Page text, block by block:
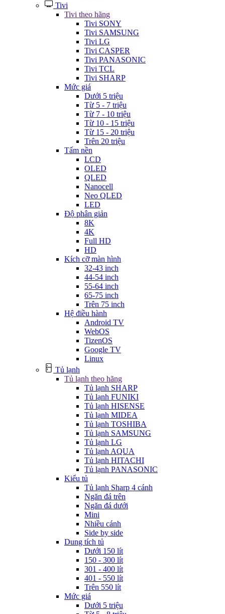
Tivi
Tivi theo hãng
Tivi SONY
Tivi SAMSUNG
Tivi LG
Tivi CASPER
Tivi PANASONIC
Tivi TCL
Tivi SHARP
Mức giá
Dưới 5 triệu
Từ 5 - 7 triệu
Từ 7 - 10 triệu
Từ 10 - 15 triệu
Từ 15 - 20 triệu
Trên 20 triệu
Tấm nền
LCD
OLED
QLED
Nanocell
Neo QLED
LED
Độ phân giản
8K
4K
Full HD
HD
Kích cỡ màn hình
32-43 inch
44-54 inch
55-64 inch
65-75 inch
Trên 75 inch
Hệ điều hành
Android TV
WebOS
TizenOS
Google TV
Linux
Tủ lạnh
Tủ lạnh theo hãng
Tủ lạnh SHARP
Tủ lạnh FUNIKI
Tủ lạnh HISENSE
Tủ lạnh MIDEA
Tủ lạnh TOSHIBA
Tủ lạnh SAMSUNG
Tủ lạnh LG
Tủ lạnh AQUA
Tủ lạnh HITACHI
Tủ lạnh PANASONIC
Kiểu tủ
Tủ lạnh Sharp 4 cánh
Ngăn đá trên
Ngăn đá dưới
Mini
Nhiều cánh
Side by side
Dung tích tủ
Dưới 150 lít
150 - 300 lít
301 - 400 lít
401 - 550 lít
Trên 550 lít
Mức giá
Dưới 5 triệu